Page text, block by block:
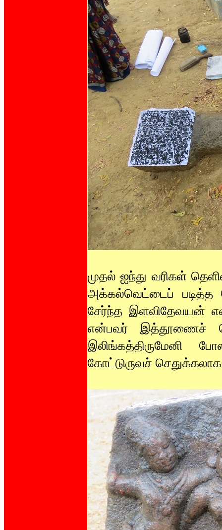
முதல் ஐந்து வரிகள்
அக்கல்வெட்டைப் படித்த
சேர்ந்த இளவிதேவயன்
என்பவர் இத்தூணைச்
இலிங்கத்திருமேனி
கோட்டுருவச்